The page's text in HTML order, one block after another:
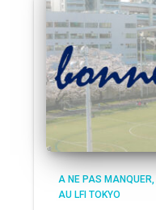
A NE PAS MANQUER
AU LFI TOKYO